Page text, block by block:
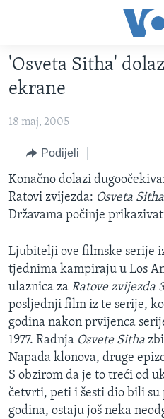
glavni
sadržaj
na
navigaciju
Idi
na
pretragu
FOTOGRAFIJE DANA
VIJESTI
SJEDINJENE AMERIČKE
BOSNA I HERCEGOVINA
NAUKA I TEHNOLOGIJA
SPECIJALNI PROJEKTI
SLOBODA MEDIJA
ŽENSKA STRANA
IZBJEGLIČKA STRANA
MAGAZIN
O GLASU AMERIKE
Learning English
'Osveta Sitha'
ekrane
18 maj, 2005
Podijeli
Konačno dolazi
Ratovi zvijezda: Osveta Sitha
Državama počinje
Ljubitelji ove filmske serije
tjednima kampiraju u Los
ulaznica za Ratove zvijezda
posljednji film iz te serije,
godina nakon prvijenca
1977. Radnja Osvete Sitha
Napada klonova, druge
S obzirom da je to treći od
četvrti, peti i šesti dio bili
godina, ostaju još neka